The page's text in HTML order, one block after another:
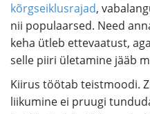
kõrgseiklusrajad,
nii populaarsed. Need
keha ütleb ettevaatust,
selle piiri ületamine jääb
Kiirus töötab teistmoodi.
liikumine ei pruugi